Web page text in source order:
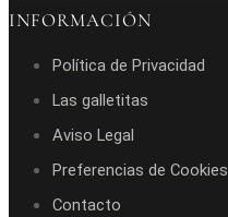
INFORMACIÓN
Política de Privacidad
Las galletitas
Aviso Legal
Preferencias de Cookies
Contacto